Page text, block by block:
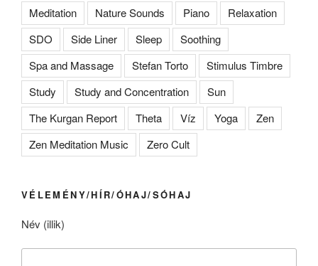
Meditation Nature Sounds Piano
Relaxation
SDO
Side Liner Sleep
Soothing
Spa and Massage
Stefan Torto
Stimulus Timbre
Study
Study and Concentration
Sun
The Kurgan Report
Theta Víz Yoga
Zen
Zen Meditation Music
Zero Cult
VÉLEMÉNY/HÍR/ÓHAJ/SÓHAJ
Név (illik)